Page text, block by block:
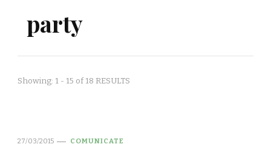
party
Showing: 1 - 15 of 18 RESULTS
27/03/2015 COMUNICATE